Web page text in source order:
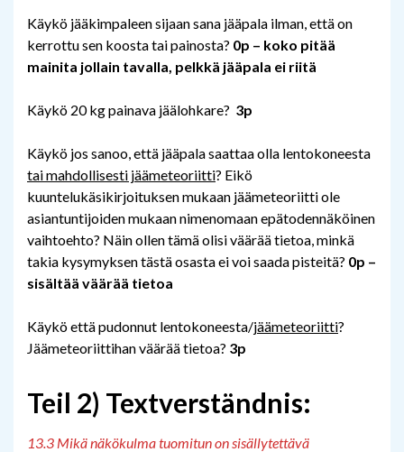
Käykö jääkimpaleen sijaan sana jääpala ilman, että on
kerrottu sen koosta tai painosta? 0p – koko pitää
mainita jollain tavalla, pelkkä jääpala ei riitä
Käykö 20 kg painava jäälohkare? 3p
Käykö jos sanoo, että jääpala saattaa olla lentokoneesta
tai mahdollisesti jäämeteoriitti? Eikö
kuuntelukäsikirjoituksen mukaan jäämeteoriitti ole
asiantuntijoiden mukaan nimenomaan epätodennäköinen
vaihtoehto? Näin ollen tämä olisi väärää tietoa, minkä
takia kysymyksen tästä osasta ei voi saada pisteitä? 0p –
sisältää väärää tietoa
Käykö että pudonnut lentokoneesta/jäämeteoriitti?
Jäämeteoriittihan väärää tietoa? 3p
Teil 2) Textverständnis:
13.3 Mikä näkökulma tuomitun on sisällytettävä